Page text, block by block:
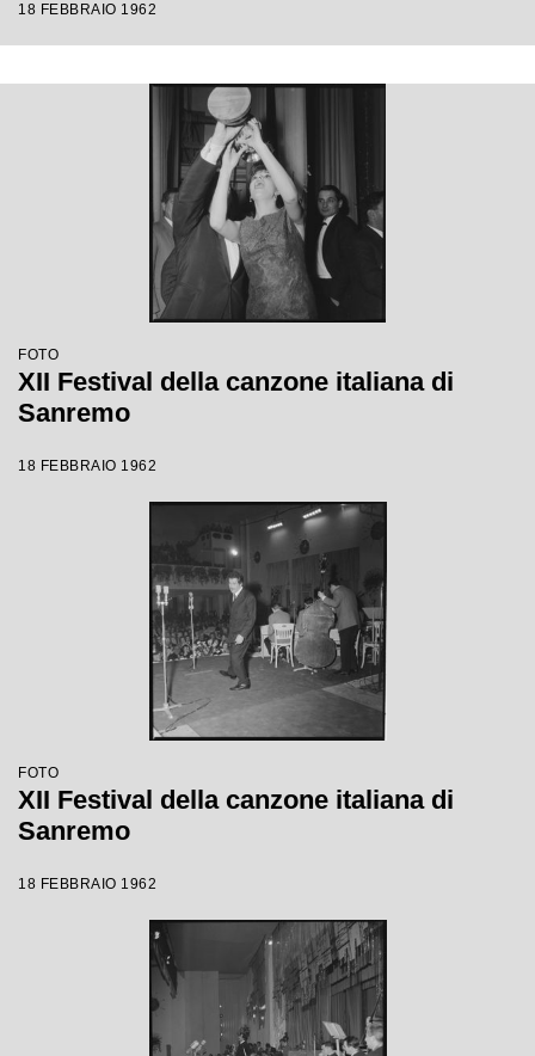
18 FEBBRAIO 1962
FOTO
XII Festival della canzone italiana di
Sanremo
18 FEBBRAIO 1962
FOTO
XII Festival della canzone italiana di
Sanremo
18 FEBBRAIO 1962